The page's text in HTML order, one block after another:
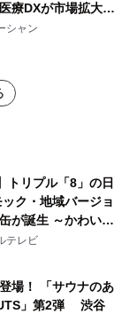
療DXが市場拡大を
シャン
トリプル「8」の日
ク・地域バージョ
が誕生 ～かわいい
の四季と名所を巡
1日(火)秋田県内で
テレビ
場！ 「サウナのあ
」第2弾 渋谷